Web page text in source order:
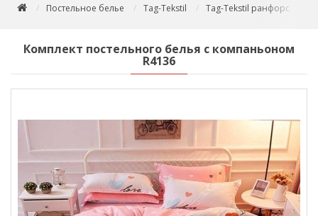
Постельное белье Tag-Tekstil Tag-Tekstil ранфорс
Комплект постельного белья с компаньоном
R4136